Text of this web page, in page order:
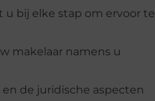
bij elke stap om ervoor te
makelaar namens u
de juridische aspecten